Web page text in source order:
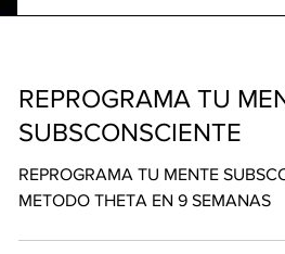
REPROGRAMA TU
SUBSCONSCIENTE
REPROGRAMA TU MENTE
METODO THETA EN 9 SEMANAS